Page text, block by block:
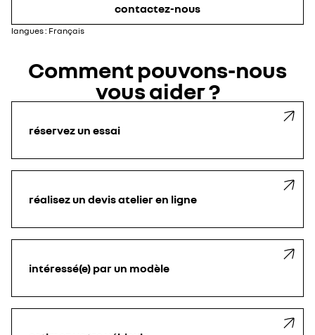
fermé exceptionnellement
dimanche
fermé
contactez-nous
langues : Français
Comment pouvons-nous
vous aider ?
réservez un essai
réalisez un devis atelier en ligne
intéressé(e) par un modèle